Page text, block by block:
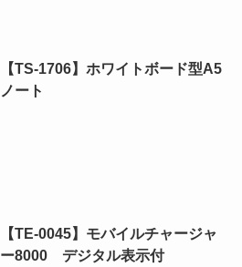
【TS-1706】ホワイトボード型A5
ノート
【TE-0045】モバイルチャージャ
ー8000 デジタル表示付